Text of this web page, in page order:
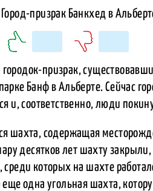
призрак,
Банф в Альберте. Сейчас
и, соответственно, люди
шахта, содержащая
десятков лет шахту
которых на шахте
одна угольная шахта,